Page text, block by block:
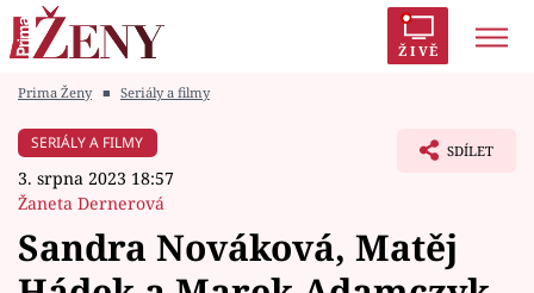
ŽIVĚ
Módní alarm
Prima Ženy ■ Seriály a filmy
SERIÁLY A FILMY
3. srpna 2023 18:57
Žaneta Dernerová
SDÍLET
Sandra Nováková, Matěj